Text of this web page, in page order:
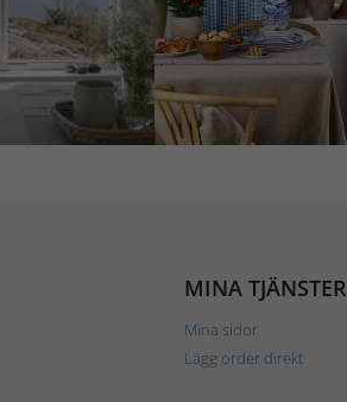
MINA TJÄNSTER
Mina sidor
Lägg order direkt